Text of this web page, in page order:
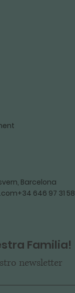
Barcelona
646 97 31 58
Familia!
newsletter